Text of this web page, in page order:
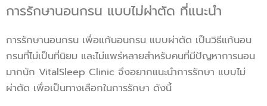
การรักษานอนกรน แบบไม่ผ่าตัด ที่แนะนำ
การรักษานอนกรน เพื่อแก้นอนกรน แบบผ่าตัด เป็นวิธีแก้นอน
กรนที่ไม่เป็นที่นิยม และไม่แพร่หลายสำหรับคนที่มีปัญหาการนอน
มากนัก VitalSleep Clinic จึงอยากแนะนำการรักษา แบบไม่
ผ่าตัด เพื่อเป็นทางเลือกในการรักษา ดังนี้